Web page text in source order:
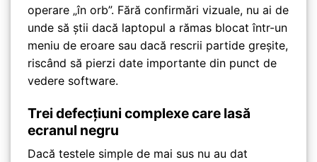
operare „în orb”. Fără confirmări vizuale, nu ai de
unde să știi dacă laptopul a rămas blocat într-un
meniu de eroare sau dacă rescrii partide greșite,
riscând să pierzi date importante din punct de
vedere software.
Trei defecțiuni complexe care lasă
ecranul negru
Dacă testele simple de mai sus nu au dat